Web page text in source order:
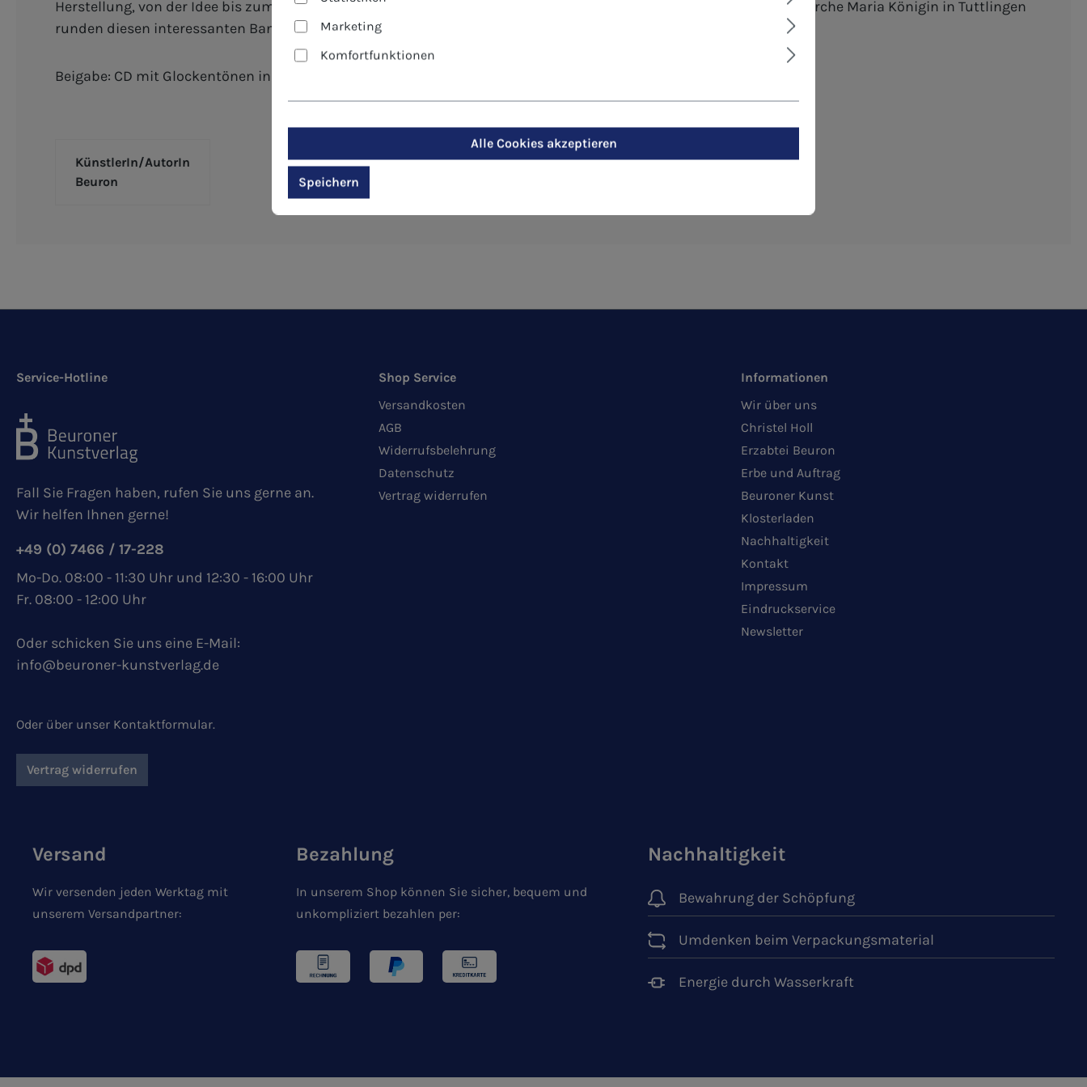
Herstellung, von der Idee bis zum Aufzug im Turm. Eine kleine allgemeine Glockenkunde und eine Würdigung der Kirche Maria Königin in Tuttlingen
runden diesen interessanten Band ab.
Beigabe: CD mit Glockentönen in verschiedenen Ausführungen.
KünstlerIn/AutorIn
Beuron
Service-Hotline
Fall Sie Fragen haben, rufen Sie uns gerne an.
Wir helfen Ihnen gerne!
+49 (0) 7466 / 17-228
Mo-Do. 08:00 - 11:30 Uhr und 12:30 - 16:00 Uhr
Fr. 08:00 - 12:00 Uhr
Oder schicken Sie uns eine E-Mail:
info@beuroner-kunstverlag.de
Oder über unser Kontaktformular.
Vertrag widerrufen
Shop Service
Versandkosten
AGB
Widerrufsbelehrung
Datenschutz
Vertrag widerrufen
Informationen
Wir über uns
Christel Holl
Erzabtei Beuron
Erbe und Auftrag
Beuroner Kunst
Klosterladen
Nachhaltigkeit
Kontakt
Impressum
Eindruckservice
Newsletter
Versand
Wir versenden jeden Werktag mit
unserem Versandpartner:
Bezahlung
In unserem Shop können Sie sicher, bequem und
unkompliziert bezahlen per:
Nachhaltigkeit
Bewahrung der Schöpfung
Umdenken beim Verpackungsmaterial
Energie durch Wasserkraft
Marketing
Komfortfunktionen
Alle Cookies akzeptieren
Speichern